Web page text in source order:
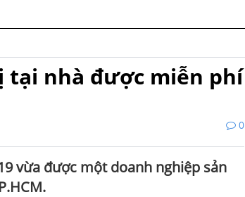
tại nhà được miễn phí
0
vừa được một doanh nghiệp sản